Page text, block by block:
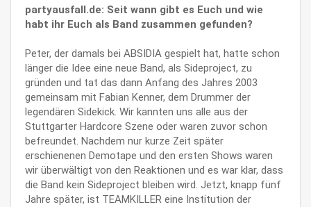
partyausfall.de: Seit wann gibt es Euch und wie
habt ihr Euch als Band zusammen gefunden?
Peter, der damals bei ABSIDIA gespielt hat, hatte schon
länger die Idee eine neue Band, als Sideproject, zu
gründen und tat das dann Anfang des Jahres 2003
gemeinsam mit Fabian Kenner, dem Drummer der
legendären Sidekick. Wir kannten uns alle aus der
Stuttgarter Hardcore Szene oder waren zuvor schon
befreundet. Nachdem nur kurze Zeit später
erschienenen Demotape und den ersten Shows waren
wir überwältigt von den Reaktionen und es war klar, dass
die Band kein Sideproject bleiben wird. Jetzt, knapp fünf
Jahre später, ist TEAMKILLER eine Institution der